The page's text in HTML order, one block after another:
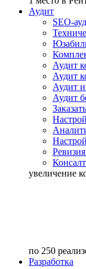
Аудит
SEO-
Аудит
Аудит
Аудит
Аудит
увеличение
по 250
Разработка